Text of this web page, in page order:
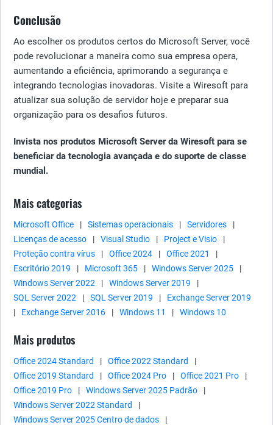
Conclusão
Ao escolher os produtos certos do Microsoft Server, você
pode revolucionar a maneira como sua empresa opera,
aumentando a eficiência, aprimorando a segurança e
integrando tecnologias inovadoras. Visite a Wiresoft para
atualizar sua solução de servidor hoje e preparar sua
organização para os desafios futuros.
Invista nos produtos Microsoft Server da Wiresoft para se
beneficiar da tecnologia avançada e do suporte de classe
mundial.
Mais categorias
Microsoft Office | Sistemas operacionais | Servidores
|
Licenças de acesso
| Visual Studio | Project e Visio
|
Proteção contra vírus
| Office 2024 | Office 2021
|
Escritório 2019
| Microsoft 365 | Windows Server 2025
|
Windows Server 2022
| Windows Server 2019
|
SQL Server 2022
| SQL Server 2019 |
Exchange Server 2019
|
Exchange Server 2016 | Windows 11 | Windows 10
Mais produtos
Office 2024 Standard | Office 2022 Standard
|
Office 2019 Standard
| Office 2024 Pro | Office 2021 Pro
|
Office 2019 Pro
| Windows Server 2025 Padrão
|
Windows Server 2022 Standard
|
Windows Server 2025 Centro de dados
|